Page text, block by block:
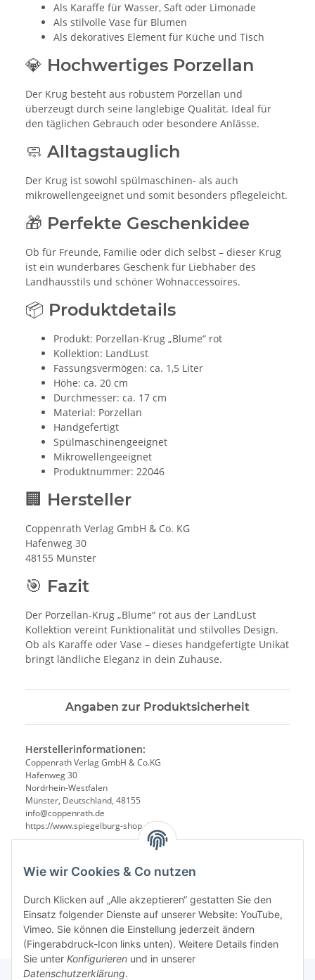
Wie wir Cookies & Co nutzen
Durch Klicken auf „Alle akzeptieren“ gestatten Sie den
Einsatz folgender Dienste auf unserer Website: YouTube,
Vimeo. Sie können die Einstellung jederzeit ändern
(Fingerabdruck-Icon links unten). Weitere Details finden
Sie unter Konfigurieren und in unserer
Datenschutzerklärung.
Als Karaffe für Wasser, Saft oder Limonade
Als stilvolle Vase für Blumen
Als dekoratives Element für Küche und Tisch
💎 Hochwertiges Porzellan
Der Krug besteht aus robustem Porzellan und
überzeugt durch seine langlebige Qualität. Ideal für
den täglichen Gebrauch oder besondere Anlässe.
🧼 Alltagstauglich
Der Krug ist sowohl spülmaschinen- als auch
mikrowellengeeignet und somit besonders pflegeleicht.
🎁 Perfekte Geschenkidee
Ob für Freunde, Familie oder dich selbst – dieser Krug
ist ein wunderbares Geschenk für Liebhaber des
Landhausstils und schöner Wohnaccessoires.
📦 Produktdetails
Produkt: Porzellan-Krug „Blume“ rot
Kollektion: LandLust
Fassungsvermögen: ca. 1,5 Liter
Höhe: ca. 20 cm
Durchmesser: ca. 17 cm
Material: Porzellan
Handgefertigt
Spülmaschinengeeignet
Mikrowellengeeignet
Produktnummer: 22046
🏢 Hersteller
Coppenrath Verlag GmbH & Co. KG
Hafenweg 30
48155 Münster
🎯 Fazit
Der Porzellan-Krug „Blume“ rot aus der LandLust
Kollektion vereint Funktionalität und stilvolles Design.
Ob als Karaffe oder Vase – dieses handgefertigte Unikat
bringt ländliche Eleganz in dein Zuhause.
Angaben zur Produktsicherheit
Herstellerinformationen:
Coppenrath Verlag GmbH & Co.KG
Hafenweg 30
Nordrhein-Westfalen
Münster, Deutschland, 48155
info@coppenrath.de
https://www.spiegelburg-shop.de/